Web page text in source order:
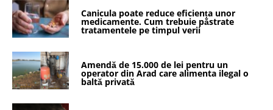
Canicula poate reduce eficiența unor
medicamente. Cum trebuie păstrate
tratamentele pe timpul verii
Amendă de 15.000 de lei pentru un
operator din Arad care alimenta ilegal o
baltă privată